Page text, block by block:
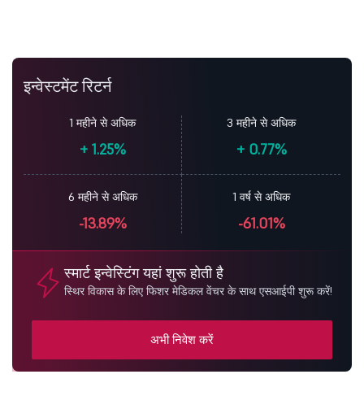
इन्वेस्टमेंट रिटर्न
1 महीने से अधिक
+1.25%
3 महीने से अधिक
+0.77%
6 महीने से अधिक
-13.89%
1 वर्ष से अधिक
-61.01%
स्मार्ट इन्वेस्टिंग यहां शुरू होती है
स्थिर विकास के लिए फिशर मेडिकल वेंचर के साथ एसआईपी शुरू करें!
अभी निवेश करें